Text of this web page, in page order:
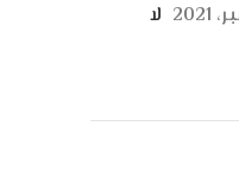
المانجو
والمحلى
لا